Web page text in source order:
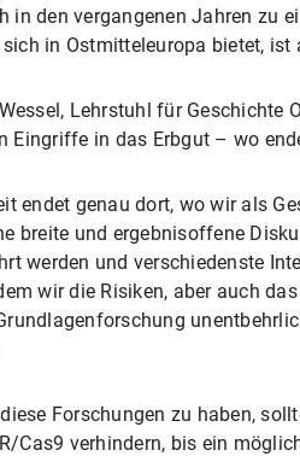
in den vergangenen Jahren zu
in Ostmitteleuropa bietet,
Lehrstuhl für Geschichte
Eingriffe in das Erbgut – wo
endet genau dort, wo wir als
breite und ergebnisoffene
werden und verschiedenste
wir die Risiken, aber auch
Forschungen zu haben,
Cas9 verhindern, bis ein